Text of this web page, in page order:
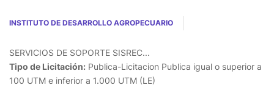
INSTITUTO DE DESARROLLO AGROPECUARIO
SERVICIOS DE SOPORTE SISREC...
Tipo de Licitación: Publica-Licitacion Publica igual o superior a
100 UTM e inferior a 1.000 UTM (LE)